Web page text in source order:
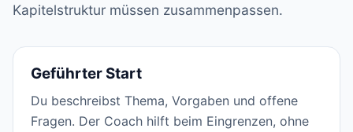
Kapitelstruktur müssen zusammenpassen.
Geführter Start
Du beschreibst Thema, Vorgaben und offene
Fragen. Der Coach hilft beim Eingrenzen, ohne